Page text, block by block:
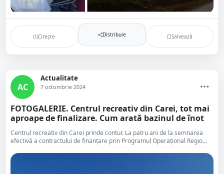
Citește Distribuie Salvează
AC
Actualitate
7 octombrie 2024
FOTOGALERIE. Centrul recreativ din Carei, tot mai
aproape de finalizare. Cum arată bazinul de înot
Centrul recreativ din Carei prinde contur. La patru ani de la semnarea
efectivă a contractului de finanțare prin Programul Operațional Regio...